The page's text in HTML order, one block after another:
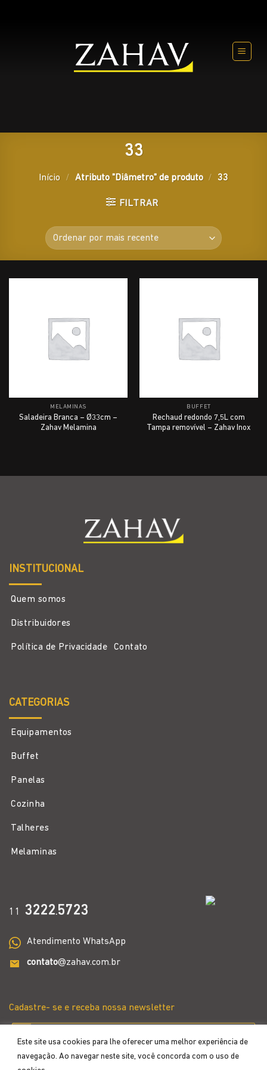
Este site usa cookies para lhe oferecer uma melhor experiência de
navegação. Ao navegar neste site, você concorda com o uso de
33
Início / Atributo "Diâmetro" de produto / 33
FILTRAR
MELAMINAS
Saladeira Branca – Ø33cm –
Zahav Melamina
BUFFET
Rechaud redondo 7,5L com
Tampa removível – Zahav Inox
INSTITUCIONAL
Quem somos
Distribuidores
Política de Privacidade Contato
CATEGORIAS
Equipamentos
Buffet
Panelas
Cozinha
Talheres
Melaminas
11 3222.5723
Atendimento WhatsApp
contato@zahav.com.br
Cadastre- se e receba nossa newsletter